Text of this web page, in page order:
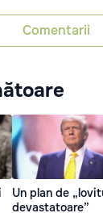
Comentarii
Un plan de
devastatoare”